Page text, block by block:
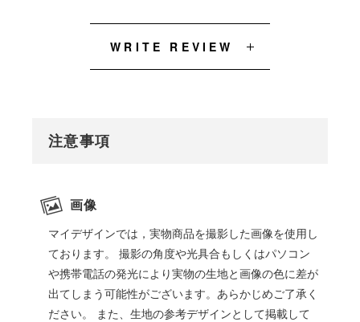
WRITE REVIEW
注意事項
画像
マイデザインでは，実物商品を撮影した画像を使用し
ております。 撮影の角度や光具合もしくはパソコン
や携帯電話の発光により実物の生地と画像の色に差が
出てしまう可能性がございます。あらかじめご了承く
ださい。 また、生地の参考デザインとして掲載して